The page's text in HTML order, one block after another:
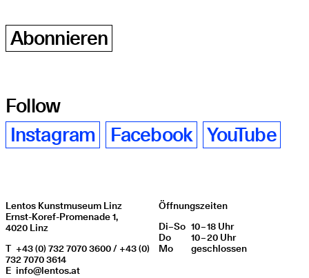
Abonnieren
Follow
Instagram
Facebook YouTube
Lentos Kunstmuseum Linz
Ernst-Koref-Promenade 1,
4020 Linz
T +43 (0) 732 7070 3600 / +43 (0)
732 7070 3614
E info@lentos.at
Öffnungszeiten
WochentagÖffnungszeiten
Di–So 10 – 18 Uhr
Do
10 – 20 Uhr
Mo
geschlos­sen